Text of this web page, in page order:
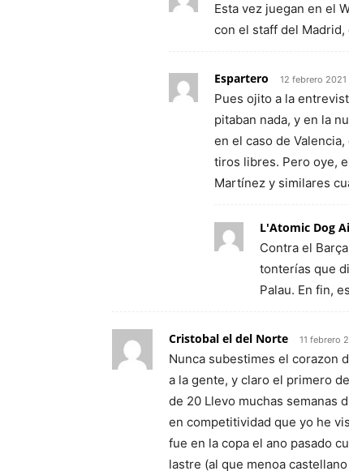
Esta vez juegan en el
con el staff del
Espartero 12 febrero 2021
Pues ojito a la
pitaban nada, y en la
en el caso de
tiros libres. Pero oye,
Martínez y similares
L'Atomic Dog
Contra el
tonterías que
Palau. En fin,
Cristobal el del Norte 11 febrero
Nunca subestimes el corazon
a la gente, y claro el primero
de 20 Llevo muchas semanas
en competitividad que yo he
fue en la copa el ano pasado
lastre (al que menoa